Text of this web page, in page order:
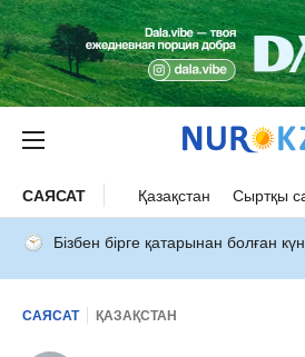
САЯСАТ Қазақстан Сыртқы
Бізбен бірге қатарынан болған
САЯСАТ ҚАЗАҚСТАН